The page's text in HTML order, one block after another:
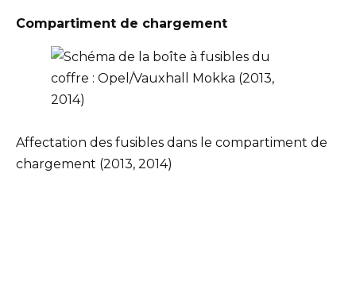
Compartiment de chargement
Affectation des fusibles dans le compartiment de
chargement (2013, 2014)